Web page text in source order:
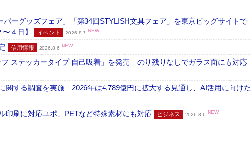
ーグッズフェア」「第34回STYLISH文具フェア」を東京ビッグサイトで
４日】
イベント 2026.8.7 NEW
信用情報 2026.8.6 NEW
ステッカータイプ 自己吸着」を発売 のり残りなしでガラス面にも対応
する調査を実施 2026年は4,789億円に拡大する見通し、AI活用に向けた
印刷に対応ユポ、PETなど特殊素材にも対応 ビジネス 2026.8.6 NEW